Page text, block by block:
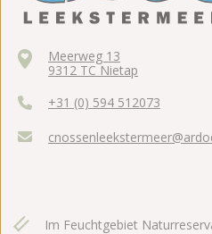
Meerweg 13
9312 TC Nietap
+31 (0) 594 512073
Im Feuchtgebiet